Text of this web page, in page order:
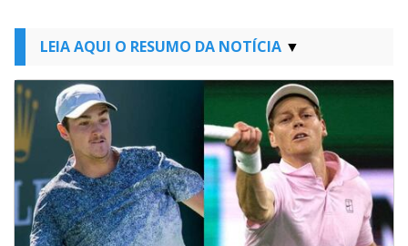
LEIA AQUI O RESUMO DA NOTÍCIA